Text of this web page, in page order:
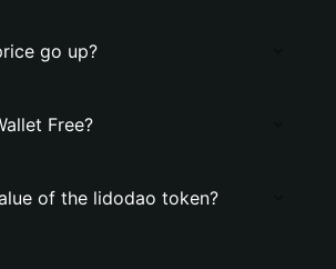
go up?
Free?
of the lidodao token?